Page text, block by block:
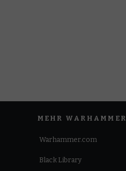
MEHR WARHAMMER
Warhammer.com
Black Library